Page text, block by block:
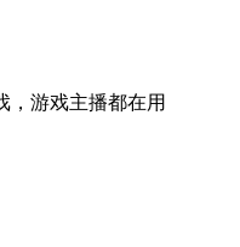
，游戏主播都在用